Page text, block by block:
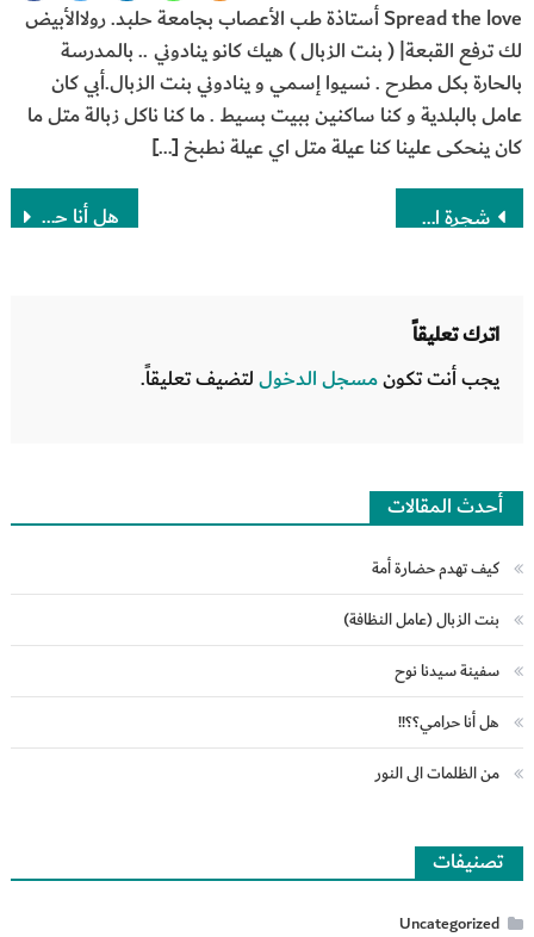
Spread the love أستاذة طب الأعصاب بجامعة حلبد. رولاالأبيض
لك ترفع القبعة| ( بنت الزبال ) هيك كانو ينادوني .. بالمدرسة
بالحارة بكل مطرح . نسيوا إسمي و ينادوني بنت الزبال.أبي كان
عامل بالبلدية و كنا ساكنين ببيت بسيط . ما كنا ناكل زبالة متل ما
كان ينحكى علينا كنا عيلة متل اي عيلة نطبخ […]
تصفّح
المقالات
شجرة الاميرة ( الباولونيا) هل أنا حرامي؟؟!!
اترك تعليقاً
يجب أنت تكونمسجل الدخوللتضيف تعليقاً.
أحدث المقالات
كيف تهدم حضارة أمة
بنت الزبال (عامل النظافة)
سفينة سيدنا نوح
هل أنا حرامي؟؟!!
من الظلمات الى النور
تصنيفات
Uncategorized